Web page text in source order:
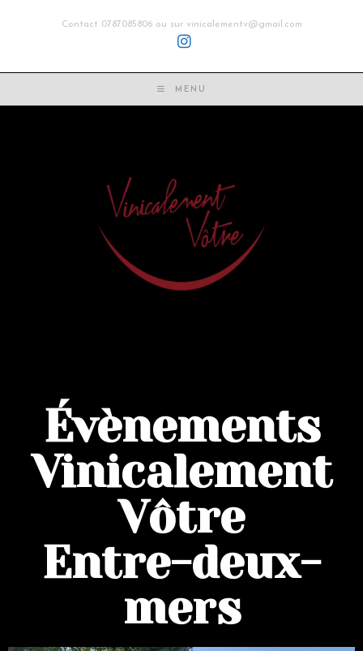
Contact 0787085806 ou sur vinicalementv@gmail.com
MENU
Évènements
Vinicalement
Vôtre
Entre-deux-
mers